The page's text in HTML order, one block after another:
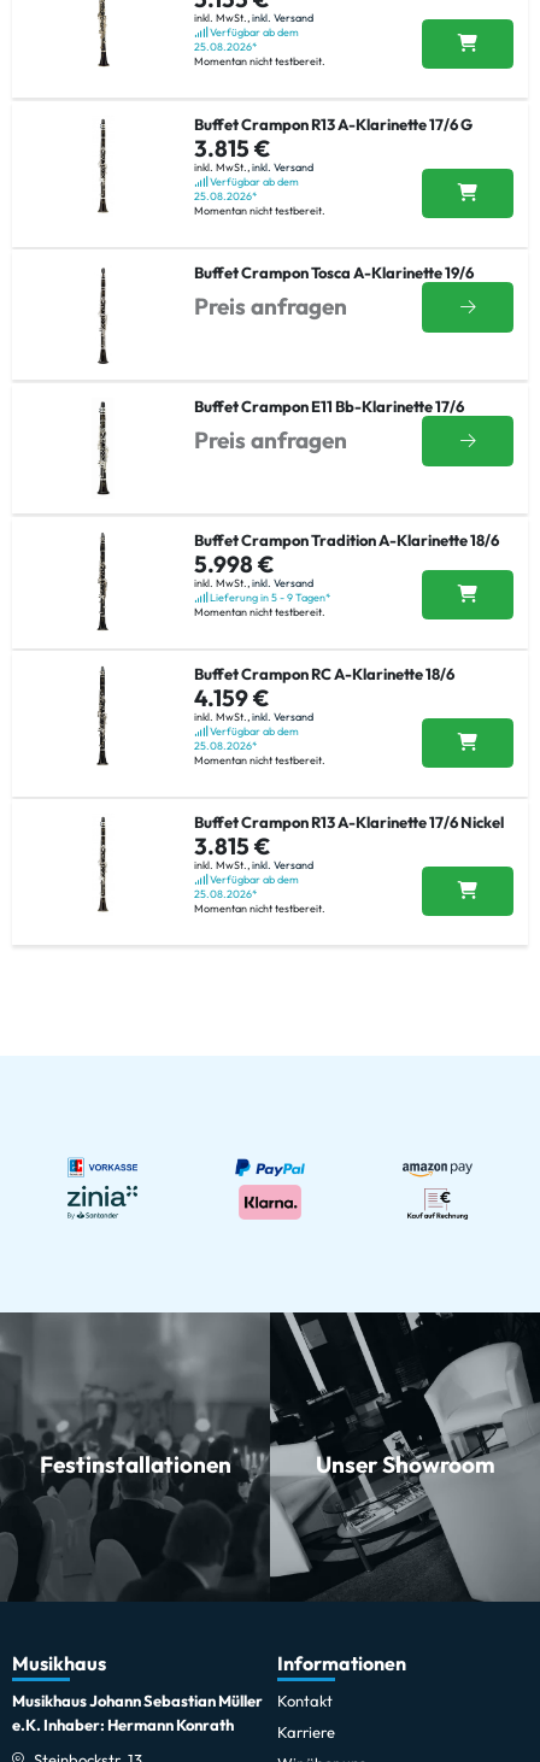
inkl. MwSt.,inkl. Versand
Verfügbar ab dem
25.08.2026*
Momentan nicht testbereit.
Buffet Crampon R13 A-Klarinette 17/6 G
3.815 €
inkl. MwSt., inkl. Versand
Verfügbar ab dem
25.08.2026*
Momentan nicht testbereit.
Buffet Crampon Tosca A-Klarinette 19/6
Preis anfragen
Buffet Crampon E11 Bb-Klarinette 17/6
Preis anfragen
Buffet Crampon Tradition A-Klarinette 18/6
5.998 €
inkl. MwSt., inkl. Versand
Lieferung in 5 - 9 Tagen*
Momentan nicht testbereit.
Buffet Crampon RC A-Klarinette 18/6
4.159 €
inkl. MwSt., inkl. Versand
Verfügbar ab dem
25.08.2026*
Momentan nicht testbereit.
Buffet Crampon R13 A-Klarinette 17/6 Nickel
3.815 €
inkl. MwSt.,inkl. Versand
Verfügbar ab dem
25.08.2026*
Momentan nicht testbereit.
Festinstallationen Unser Showroom
Musikhaus
Musikhaus Johann Sebastian Müller
e.K. Inhaber: Hermann Konrath
Informationen
Kontakt
Karriere